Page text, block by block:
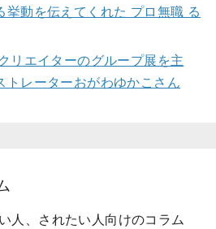
挙動を伝えてくれた プロ無職 る
リエイターのグループ展を主
トレーターおがわゆかこさん
人、されたい人向けのコラム